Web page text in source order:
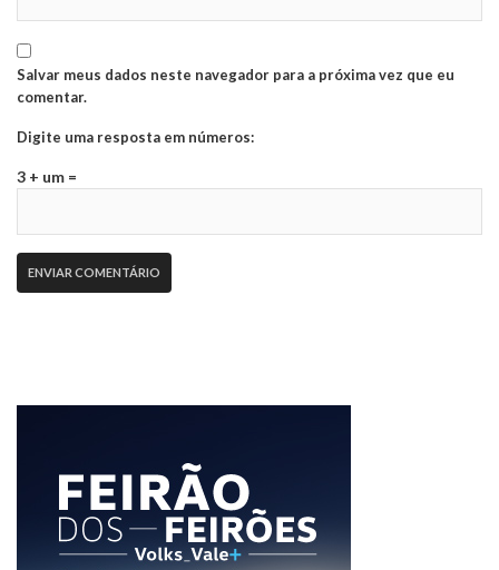
Salvar meus dados neste navegador para a próxima vez que eu
comentar.
Digite uma resposta em números:
3 + um =